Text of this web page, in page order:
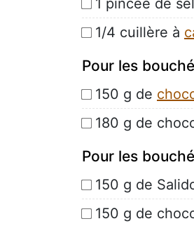
1/4 cuillère à
Pour les
150 g de
180 g de
Pour les
150 g de
150 g de